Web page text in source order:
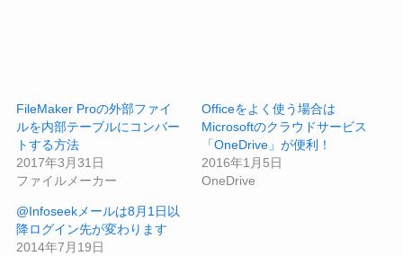
FileMaker Proの外部ファイ
ルを内部テーブルにコンバー
トする方法
2017年3月31日
ファイルメーカー
Officeをよく使う場合は
Microsoftのクラウドサービス
「OneDrive」が便利！
2016年1月5日
OneDrive
@Infoseekメールは8月1日以
降ログイン先が変わります
2014年7月19日